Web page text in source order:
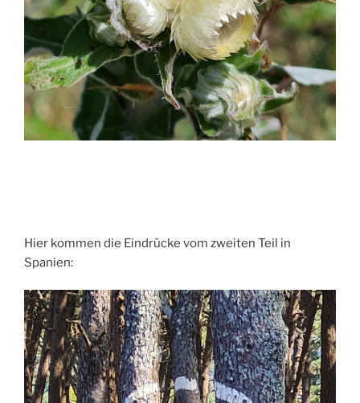
Hier kommen die Eindrücke vom zweiten Teil in
Spanien: